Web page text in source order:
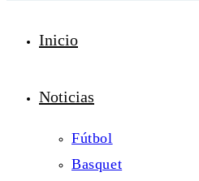
Inicio
Noticias
Fútbol
Basquet